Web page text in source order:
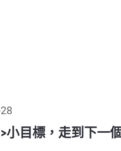
小目標，走到下一